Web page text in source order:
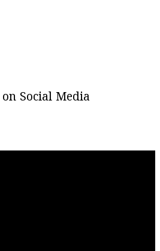
Social Media